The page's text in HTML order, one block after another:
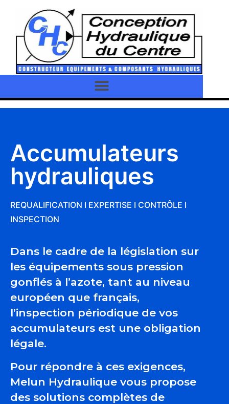
Accumulateurs
hydrauliques
REQUALIFICATION I EXPERTISE I CONTRÔLE I
INSPECTION
Dans le cadre de la législation sur
les équipements sous pression
gonflés à l’azote, tant au niveau
européen que français,
l’inspection périodique de vos
accumulateurs est une obligation
légale.
Pour répondre à ces exigences,
Melun Hydraulique vous propose
des solutions complètes de